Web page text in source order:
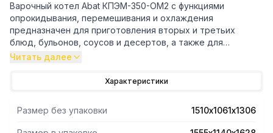
Варочный котел Abat КПЭМ-350-ОМ2 с функциями
опрокидывания, перемешивания и охлаждения
предназначен для приготовления вторых и третьих
блюд, бульонов, соусов и десертов, а также для
кипячения воды на предприятиях пищевой
- Охлаждение (от 110 до 3 °C).
- Программа (до 50 пользовательских программ по 5
Читать далее
Характеристики
Размер без упаковки 1510х1061х1306